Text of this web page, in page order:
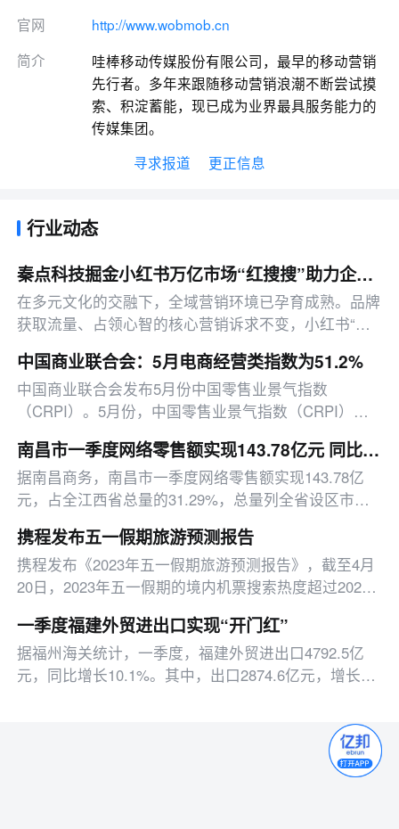
官网
http://www.wobmob.cn
简介
哇棒移动传媒股份有限公司，最早的移动营销
先行者。多年来跟随移动营销浪潮不断尝试摸
索、积淀蓄能，现已成为业界最具服务能力的
传媒集团。
寻求报道
更正信息
行业动态
秦点科技掘金小红书万亿市场“红搜搜”助力企业破局增长
在多元文化的交融下，全域营销环境已孕育成熟。品牌
获取流量、占领心智的核心营销诉求不变，小红书“种
中国商业联合会：5月电商经营类指数为51.2%
中国商业联合会发布5月份中国零售业景气指数
（CRPI）。5月份，中国零售业景气指数（CRPI）为
枯线以上。分析认为，随着国内经济企稳回升
南昌市一季度网络零售额实现143.78亿元 同比增长23.97%
据南昌商务，南昌市一季度网络零售额实现143.78亿
元，占全江西省总量的31.29%，总量列全省设区市第
从消费商品类型来看
携程发布五一假期旅游预测报告
携程发布《2023年五一假期旅游预测报告》，截至4月
20日，2023年五一假期的境内机票搜索热度超过2022
一季度福建外贸进出口实现“开门红”
据福州海关统计，一季度，福建外贸进出口4792.5亿
元，同比增长10.1%。其中，出口2874.6亿元，增长